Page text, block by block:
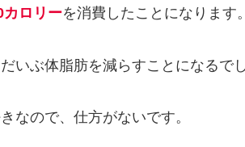
カロリーを消費したことになります。
いぶ体脂肪を減らすことになるでし
なので、仕方がないです。